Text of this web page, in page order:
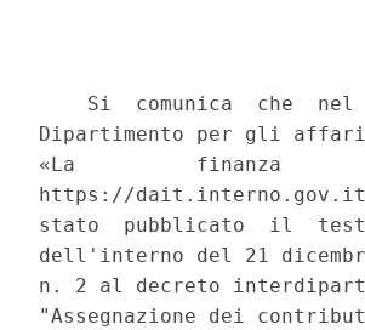
Si  comunica  che
Dipartimento per gli
«La          finanza
https://dait.interno.gov.it/
stato  pubblicato  il
dell'interno del 21
n. 2 al decreto
"Assegnazione dei